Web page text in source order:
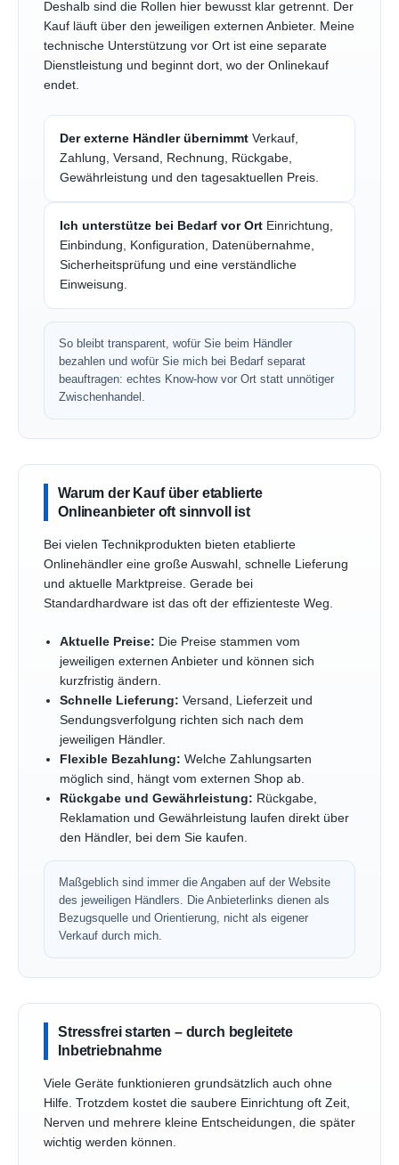
Deshalb sind die Rollen hier bewusst klar getrennt. Der
Kauf läuft über den jeweiligen externen Anbieter. Meine
technische Unterstützung vor Ort ist eine separate
Dienstleistung und beginnt dort, wo der Onlinekauf
endet.
Der externe Händler übernimmt Verkauf,
Zahlung, Versand, Rechnung, Rückgabe,
Gewährleistung und den tagesaktuellen Preis.
Ich unterstütze bei Bedarf vor Ort Einrichtung,
Einbindung, Konfiguration, Datenübernahme,
Sicherheitsprüfung und eine verständliche
Einweisung.
So bleibt transparent, wofür Sie beim Händler
bezahlen und wofür Sie mich bei Bedarf separat
beauftragen: echtes Know-how vor Ort statt unnötiger
Zwischenhandel.
Warum der Kauf über etablierte
Onlineanbieter oft sinnvoll ist
Bei vielen Technikprodukten bieten etablierte
Onlinehändler eine große Auswahl, schnelle Lieferung
und aktuelle Marktpreise. Gerade bei
Standardhardware ist das oft der effizienteste Weg.
Aktuelle Preise: Die Preise stammen vom
jeweiligen externen Anbieter und können sich
kurzfristig ändern.
Schnelle Lieferung: Versand, Lieferzeit und
Sendungsverfolgung richten sich nach dem
jeweiligen Händler.
Flexible Bezahlung: Welche Zahlungsarten
möglich sind, hängt vom externen Shop ab.
Rückgabe und Gewährleistung: Rückgabe,
Reklamation und Gewährleistung laufen direkt über
den Händler, bei dem Sie kaufen.
Maßgeblich sind immer die Angaben auf der Website
des jeweiligen Händlers. Die Anbieterlinks dienen als
Bezugsquelle und Orientierung, nicht als eigener
Verkauf durch mich.
Stressfrei starten – durch begleitete
Inbetriebnahme
Viele Geräte funktionieren grundsätzlich auch ohne
Hilfe. Trotzdem kostet die saubere Einrichtung oft Zeit,
Nerven und mehrere kleine Entscheidungen, die später
wichtig werden können.